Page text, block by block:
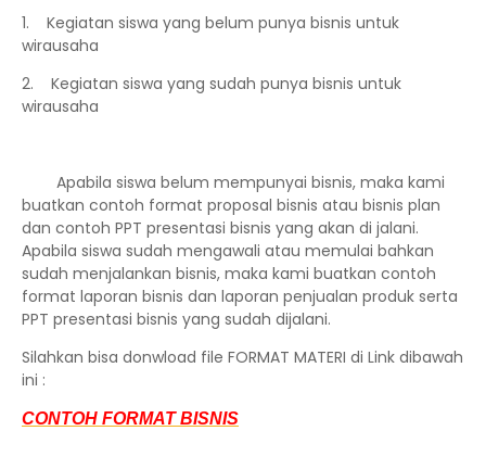
1. Kegiatan siswa yang belum punya bisnis untuk
wirausaha
2. Kegiatan siswa yang sudah punya bisnis untuk
wirausaha
Apabila siswa belum mempunyai bisnis, maka kami
buatkan contoh format proposal bisnis atau bisnis plan
dan contoh PPT presentasi bisnis yang akan di jalani.
Apabila siswa sudah mengawali atau memulai bahkan
sudah menjalankan bisnis, maka kami buatkan contoh
format laporan bisnis dan laporan penjualan produk serta
PPT presentasi bisnis yang sudah dijalani.
Silahkan bisa donwload file FORMAT MATERI di Link dibawah
ini :
CONTOH FORMAT BISNIS